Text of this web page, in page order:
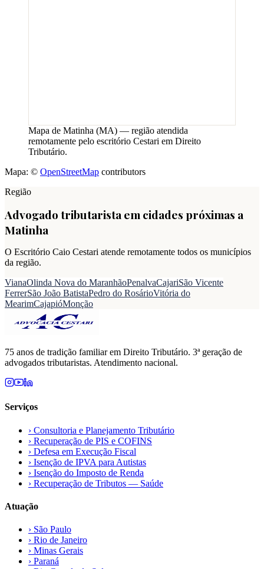
Mapa de Matinha (MA) — região atendida
remotamente pelo escritório Cestari em Direito
Tributário.
Mapa: © OpenStreetMap contributors
Região
Advogado tributarista em cidades próximas a
Matinha
O Escritório Caio Cestari atende remotamente todos os municípios
da região.
VianaOlinda Nova do MaranhãoPenalvaCajariSão Vicente
FerrerSão João BatistaPedro do RosárioVitória do
MearimCajapióMonção
75 anos de tradição familiar em Direito Tributário. 3ª geração de
advogados tributaristas. Atendimento nacional.
Serviços
› Consultoria e Planejamento Tributário
› Recuperação de PIS e COFINS
› Defesa em Execução Fiscal
› Isenção de IPVA para Autistas
› Isenção do Imposto de Renda
› Recuperação de Tributos — Saúde
Atuação
› São Paulo
› Rio de Janeiro
› Minas Gerais
› Paraná